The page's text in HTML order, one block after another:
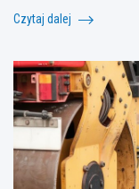
Czytaj dalej